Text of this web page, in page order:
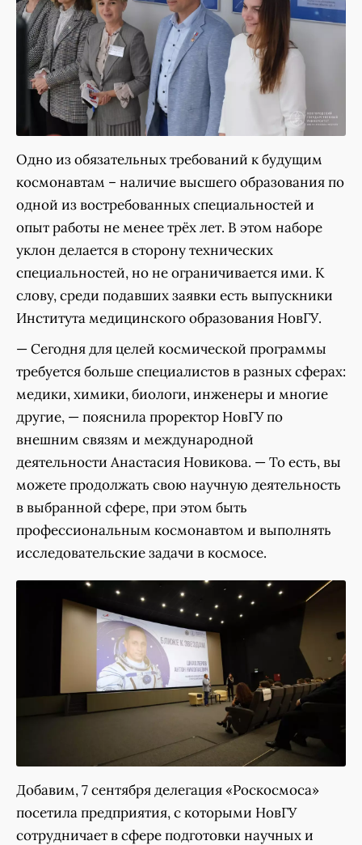
Одно из обязательных требований к будущим
космонавтам – наличие высшего образования по
одной из востребованных специальностей и
опыт работы не менее трёх лет. В этом наборе
уклон делается в сторону технических
специальностей, но не ограничивается ими. К
слову, среди подавших заявки есть выпускники
Института медицинского образования НовГУ.
— Сегодня для целей космической программы
требуется больше специалистов в разных сферах:
медики, химики, биологи, инженеры и многие
другие, — пояснила проректор НовГУ по
внешним связям и международной
деятельности Анастасия Новикова. — То есть, вы
можете продолжать свою научную деятельность
в выбранной сфере, при этом быть
профессиональным космонавтом и выполнять
исследовательские задачи в космосе.
Добавим, 7 сентября делегация «Роскосмоса»
посетила предприятия, с которыми НовГУ
сотрудничает в сфере подготовки научных и